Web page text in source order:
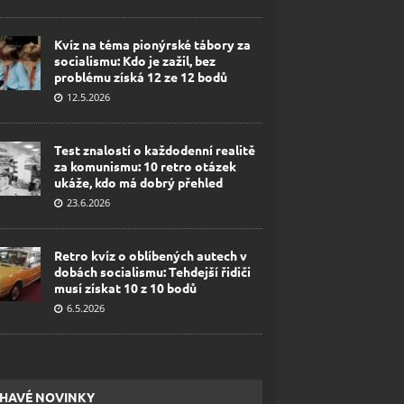
Kvíz na téma pionýrské tábory za
socialismu: Kdo je zažil, bez
problému získá 12 ze 12 bodů
12.5.2026
Test znalostí o každodenní realitě
za komunismu: 10 retro otázek
ukáže, kdo má dobrý přehled
23.6.2026
Retro kvíz o oblíbených autech v
dobách socialismu: Tehdejší řidiči
musí získat 10 z 10 bodů
6.5.2026
NOVINKY